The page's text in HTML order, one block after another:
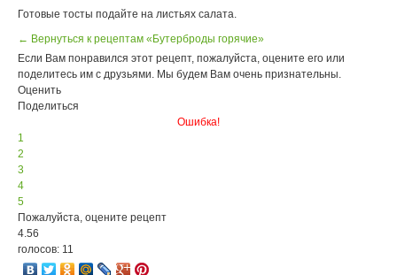
Готовые тосты подайте на листьях салата.
← Вернуться к рецептам «Бутерброды горячие»
Если Вам понравился этот рецепт, пожалуйста, оцените его или
поделитесь им с друзьями. Мы будем Вам очень признательны.
Оценить
Поделиться
Ошибка!
1
2
3
4
5
Пожалуйста, оцените рецепт
4.56
голосов: 11